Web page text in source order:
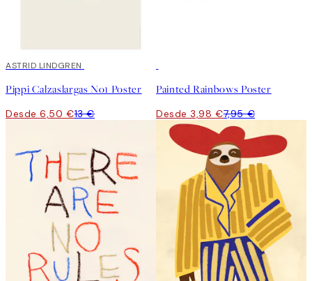
50%*
ASTRID LINDGREN
Pippi Calzaslargas No1 Poster
Desde 6,50 €13 €
Painted Rainbows Poster
Desde 3,98 €7,95 €